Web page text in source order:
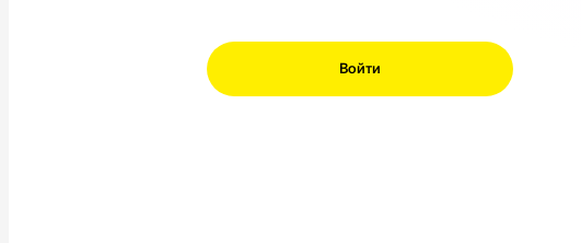
Войти